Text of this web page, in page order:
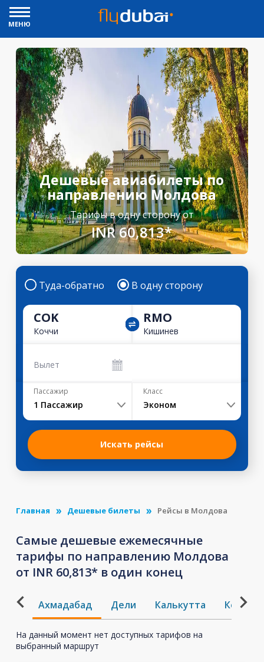
МЕНЮ
Дешевые авиабилеты по
направлению Молдова
Тарифы в одну сторону от
INR 60,813*
Туда-обратно В одну сторону
COK
Коччи
RMO
Кишинев
Вылет
Пассажир
1 Пассажир
Класс
Эконом
Искать рейсы
Главная Дешевые билеты Рейсы в Молдова
Самые дешевые ежемесячные
тарифы по направлению Молдова
от INR 60,813* в один конец
Ахмадабад Дели Калькутта
На данный момент нет доступных тарифов на
выбранный маршрут